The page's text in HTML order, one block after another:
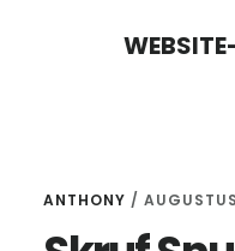
ANTHONY /